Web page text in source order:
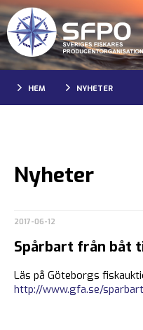
HEM NYHETER
Nyheter
2017-06-12
Spårbart från båt
Läs på Göteborgs
http://www.gfa.se/